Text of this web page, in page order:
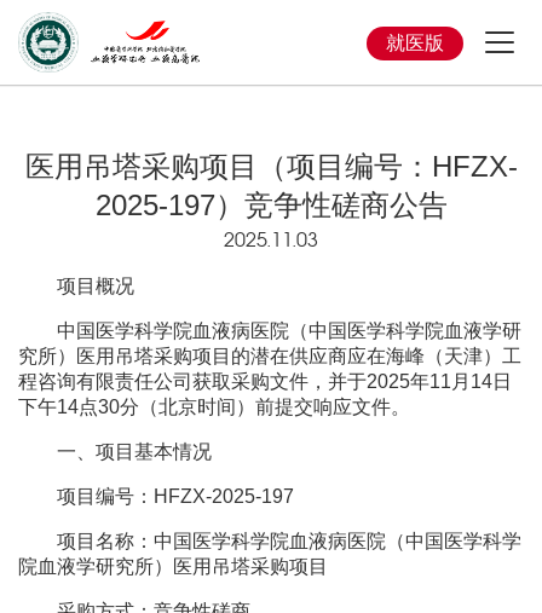
就医版
医用吊塔采购项目（项目编号：HFZX-
2025-197）竞争性磋商公告
2025.11.03
项目概况
中国医学科学院血液病医院（中国医学科学院血液学研
究所）医用吊塔采购项目的潜在供应商应在海峰（天津）工
程咨询有限责任公司获取采购文件，并于2025年11月14日
下午14点30分（北京时间）前提交响应文件。
一、项目基本情况
项目编号：HFZX-2025-197
项目名称：中国医学科学院血液病医院（中国医学科学
院血液学研究所）医用吊塔采购项目